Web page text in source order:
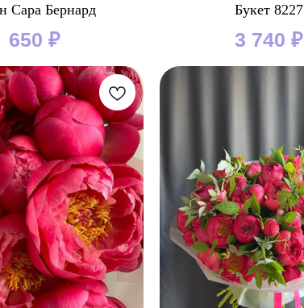
Сара Бернард
650 ₽
Букет 8227
3 740 ₽